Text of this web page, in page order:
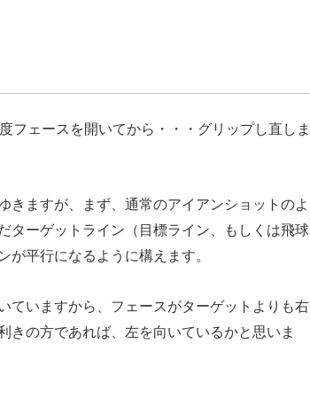
フェースを開いてから・・・グリップし直しま
きますが、まず、通常のアイアンショットのよ
ターゲットライン（目標ライン、もしくは飛球
が平行になるように構えます。
ていますから、フェースがターゲットよりも右
きの方であれば、左を向いているかと思いま